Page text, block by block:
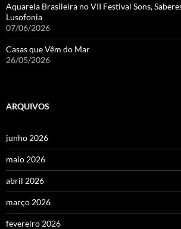
Aquarela Brasileira no VII Festival Sons,
Lusofonia
07/06/2026
Casas que Vêm do Mar
26/05/2026
ARQUIVOS
junho 2026
maio 2026
abril 2026
março 2026
fevereiro 2026